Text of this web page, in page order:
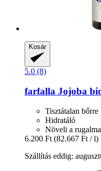
Kosár
5.0 (8)
farfalla Jojoba
Tisztátalan bőrre
Hidratáló
Növeli a
6.200 Ft (82.667 Ft / l)
Szállítás eddig: